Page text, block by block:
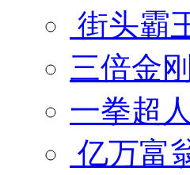
街头霸
三倍金刚
一拳超人
亿万富